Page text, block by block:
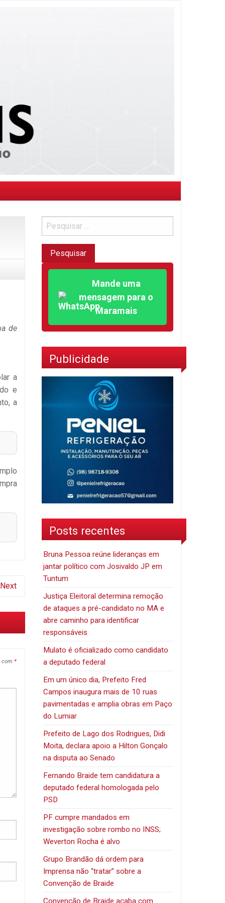
de
a
e
a
Next
com *
Mande uma
mensagem para o
Maramais
Publicidade
Posts recentes
Bruna Pessoa reúne lideranças em
jantar político com Josivaldo JP em
Tuntum
Justiça Eleitoral determina remoção
de ataques a pré-candidato no MA e
abre caminho para identificar
responsáveis
Mulato é oficializado como candidato
a deputado federal
Em um único dia, Prefeito Fred
Campos inaugura mais de 10 ruas
pavimentadas e amplia obras em Paço
do Lumiar
Prefeito de Lago dos Rodrigues, Didi
Moita, declara apoio a Hilton Gonçalo
na disputa ao Senado
Fernando Braide tem candidatura a
deputado federal homologada pelo
PSD
PF cumpre mandados em
investigação sobre rombo no INSS;
Weverton Rocha é alvo
Grupo Brandão dá ordem para
Imprensa não “tratar” sobre a
Convenção de Braide
Convenção de Braide acaba com